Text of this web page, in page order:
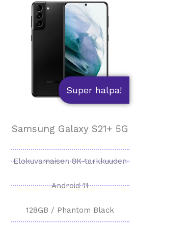
Super halpa!
Samsung Galaxy S21+ 5G
Elokuvamaisen 8K-tarkkuuden
Android 11
128GB / Phantom Black